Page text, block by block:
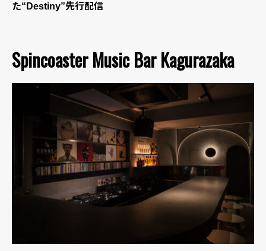
た“Destiny”先行配信
Spincoaster Music Bar Kagurazaka